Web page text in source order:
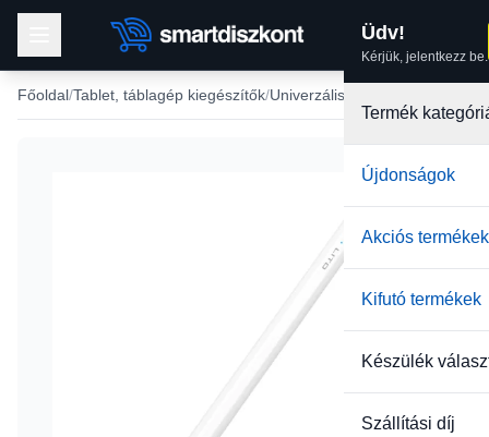
Üdv!
Kérjük, jelentkezz be.
Termék
Újdonságok
Akciós termékek
Kifutó termékek
Készülék
Szállítási díj
Főoldal Tablet, táblagép kiegészítők Univerzális Stylus tollak